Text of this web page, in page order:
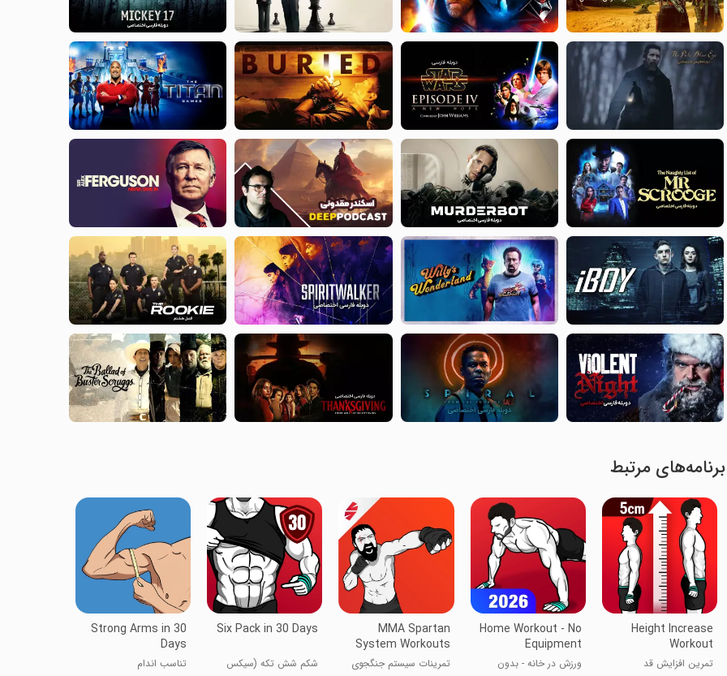
برنامه‌های مرتبط
Height Increase
Workout
تمرین افزایش قد
Home Workout - No
Equipment
ورزش در خانه - بدون
MMA Spartan
System Workouts
تمرینات سیستم جنگجوی
Six Pack in 30 Days
شکم شش تکه (سیکس
Strong Arms in 30
Days
تناسب اندام